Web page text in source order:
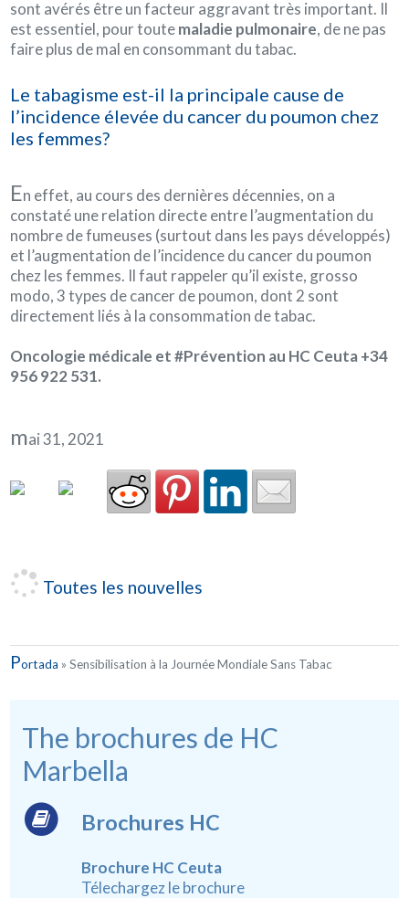
sont avérés être un facteur aggravant très important. Il
est essentiel, pour toutemaladie pulmonaire, de ne pas
faire plus de mal en consommant du tabac.
Le tabagisme est-il la principale cause de
l’incidence élevée du cancer du poumon chez
les femmes?
En effet, au cours des dernières décennies, on a
constaté une relation directe entre l’augmentation du
nombre de fumeuses (surtout dans les pays développés)
et l’augmentation de l’incidence du cancer du poumon
chez les femmes. Il faut rappeler qu’il existe, grosso
modo, 3 types de cancer de poumon, dont 2 sont
directement liés à la consommation de tabac.
Oncologie médicale et #Prévention au HC Ceuta +34
956 922 531.
mai 31, 2021
Toutes les nouvelles
Portada »Sensibilisation à la Journée Mondiale Sans Tabac
The brochures de HC
Marbella
Brochures HC
Brochure HC Ceuta
Télechargez le brochure